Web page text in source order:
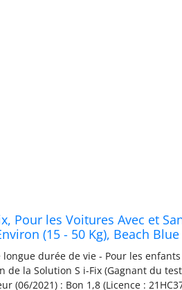
Pour les Voitures Avec et
(15 - 50 Kg), Beach Blue
durée de vie - Pour les enfants
de la Solution S i-Fix (Gagnant du
2021) : Bon 1,8 (Licence :